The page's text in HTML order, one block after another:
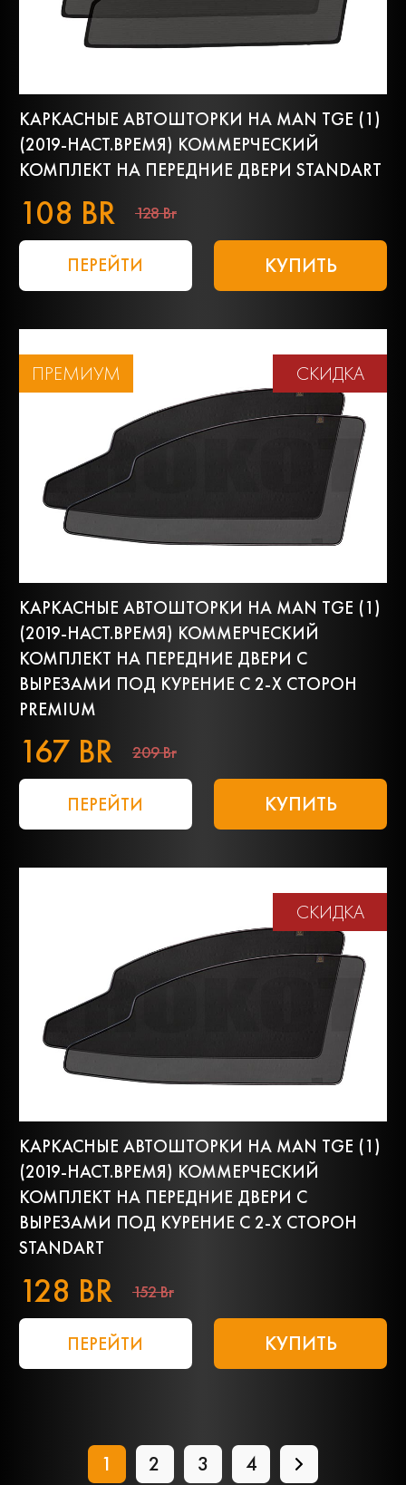
КАРКАСНЫЕ АВТОШТОРКИ НА MAN TGE (1)
(2019-НАСТ.ВРЕМЯ) КОММЕРЧЕСКИЙ
КОМПЛЕКТ НА ПЕРЕДНИЕ ДВЕРИ STANDART
108 BR 128 Br
ПЕРЕЙТИ КУПИТЬ
ПРЕМИУМ СКИДКА
КАРКАСНЫЕ АВТОШТОРКИ НА MAN TGE (1)
(2019-НАСТ.ВРЕМЯ) КОММЕРЧЕСКИЙ
КОМПЛЕКТ НА ПЕРЕДНИЕ ДВЕРИ С
ВЫРЕЗАМИ ПОД КУРЕНИЕ С 2-Х СТОРОН
PREMIUM
167 BR 209 Br
ПЕРЕЙТИ КУПИТЬ
СКИДКА
КАРКАСНЫЕ АВТОШТОРКИ НА MAN TGE (1)
(2019-НАСТ.ВРЕМЯ) КОММЕРЧЕСКИЙ
КОМПЛЕКТ НА ПЕРЕДНИЕ ДВЕРИ С
ВЫРЕЗАМИ ПОД КУРЕНИЕ С 2-Х СТОРОН
STANDART
128 BR 152 Br
ПЕРЕЙТИ КУПИТЬ
1 2 3 4